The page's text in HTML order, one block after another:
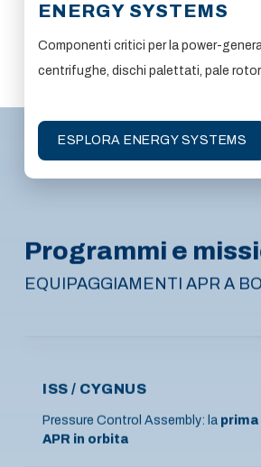
ENERGY SYSTEMS
Componenti critici per la power-
centrifughe, dischi palettati, pale
ESPLORA ENERGY SYSTEMS
Programmi e
EQUIPAGGIAMENTI APR A
ISS / CYGNUS
Pressure Control Assembly: la
APR in orbita